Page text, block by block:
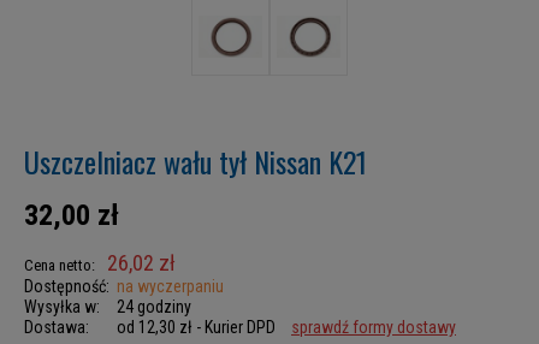
Uszczelniacz wału tył Nissan K21
32,00 zł
Cena netto: 26,02 zł
Dostępność: na wyczerpaniu
Wysyłka w:
24 godziny
Dostawa:
od 12,30 zł - Kurier DPD sprawdź formy dostawy